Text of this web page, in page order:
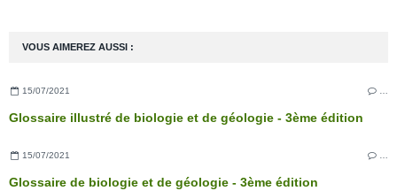
VOUS AIMEREZ AUSSI :
15/07/2021
Glossaire illustré de biologie et de géologie - 3ème édition
15/07/2021 …
Glossaire de biologie et de géologie - 3ème édition